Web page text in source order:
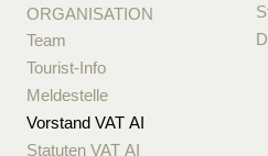
ORGANISATION
Team
Tourist-Info
Meldestelle
Vorstand VAT AI
Statuten VAT AI